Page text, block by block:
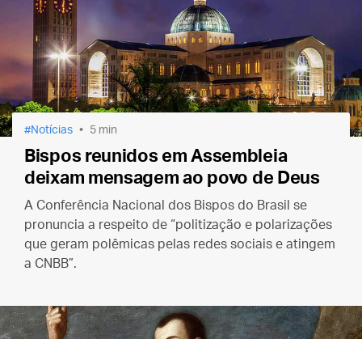
Notícias 5 min
Bispos reunidos em Assembleia
deixam mensagem ao povo de Deus
A Conferência Nacional dos Bispos do Brasil se
pronuncia a respeito de “politização e polarizações
que geram polêmicas pelas redes sociais e atingem
a CNBB”.